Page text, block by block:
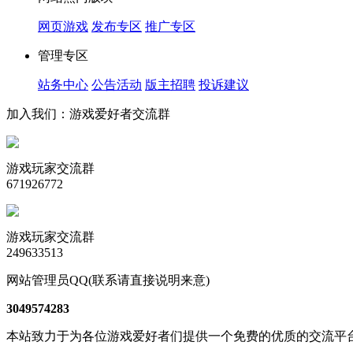
网页游戏 发布专区 推广专区
管理专区
站务中心 公告活动 版主招聘 投诉建议
加入我们：游戏爱好者交流群
游戏玩家交流群
671926772
游戏玩家交流群
249633513
网站管理员QQ(联系请直接说明来意)
3049574283
本站致力于为各位游戏爱好者们提供一个免费的优质的交流平